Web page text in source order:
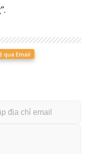
qua Email